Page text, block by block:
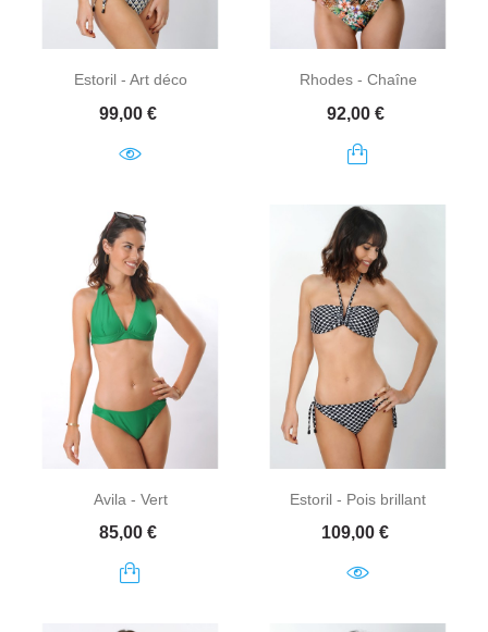
Estoril - Art déco
Prix
99,00 €
Rhodes - Chaîne
Prix
92,00 €
Avila - Vert
Prix
85,00 €
Estoril - Pois brillant
Prix
109,00 €